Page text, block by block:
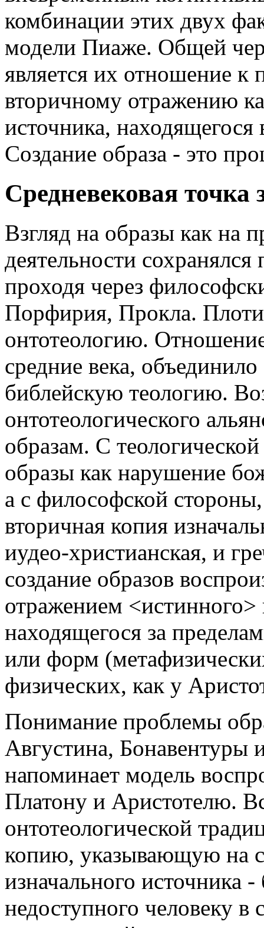
комбинации этих двух
модели Пиаже. Общей
является их отношение к
вторичному отражению
источника, находящегося
Создание образа - это
Средневековая точка
Взгляд на образы как на
деятельности
проходя через
Порфирия, Прокла.
онтотеологию.
средние века,
библейскую теологию.
онтотеологического
образам. С
образы как нарушение
а с философской стороны,
вторичная копия
иудео-христианская, и
создание образов
отражением
находящегося за
или форм
физических, как у
Понимание проблемы
Августина,
напоминает модель
Платону и Аристотелю.
онтотеологической
копию, указывающую на
изначального источника
недоступного человеку в